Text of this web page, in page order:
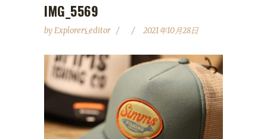
IMG_5569
byExplorers_editor 2021年10月28日